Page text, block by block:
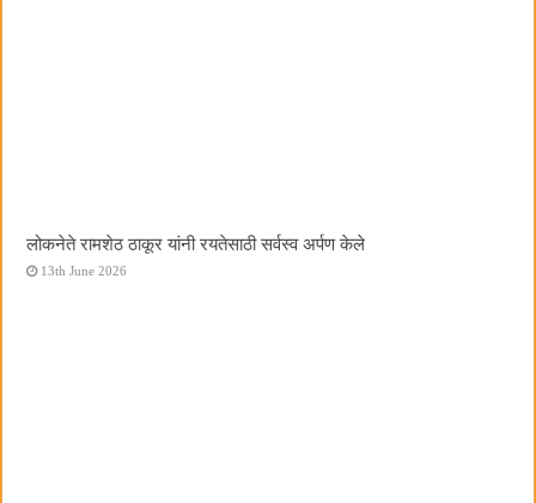
लोकनेते रामशेठ ठाकूर यांनी रयतेसाठी सर्वस्व अर्पण केले
13th June 2026